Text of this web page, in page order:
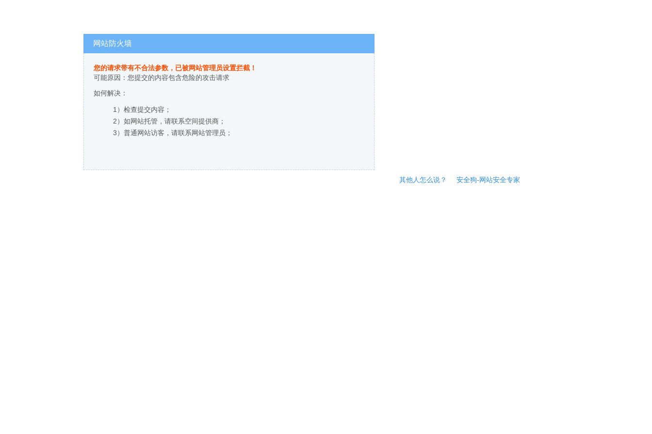
网站防火墙
您的请求带有不合法参数，已被网站管理员设置拦截！
可能原因：您提交的内容包含危险的攻击请求
如何解决：
1）检查提交内容；
2）如网站托管，请联系空间提供商；
3）普通网站访客，请联系网站管理员；
其他人怎么说？ 安全狗-网站安全专家